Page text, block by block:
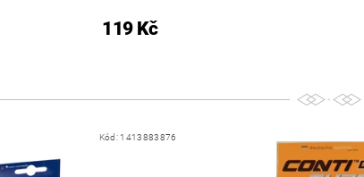
119 Kč
Kód: 1413883876